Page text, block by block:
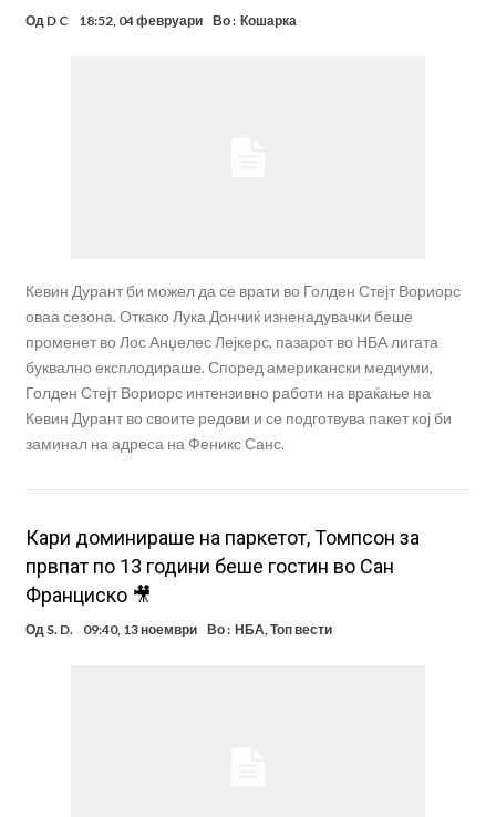
Од D C 18:52, 04 февруари Во : Кошарка
Кевин Дурант би можел да се врати во Голден Стејт Вориорс
оваа сезона. Откако Лука Дончиќ изненадувачки беше
променет во Лос Анџелес Лејкерс, пазарот во НБА лигата
буквално експлодирашe. Според американски медиуми,
Голден Стејт Вориорс интензивно работи на враќање на
Кевин Дурант во своите редови и се подготвува пакет кој би
заминал на адреса на Феникс Санс.
Кари доминираше на паркетот, Томпсон за
првпат по 13 години беше гостин во Сан
Франциско 🎥
Од S. D. 09:40, 13 ноември Во : НБА,Топ вести